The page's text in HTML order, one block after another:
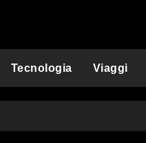
Tecnologia Viaggi